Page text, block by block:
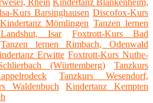
Rhein Kindertanz Blankenheim,
Kurs Barsinghausen Discofox-Kurs
Kindertanz Mömlingen Tanzen lernen
Isar
Foxtrott-Kurs Bad
Tanzen lernen Rimbach, Odenwald
Erwitte Foxtrott-Kurs Nuthe-
(Württemberg)
Tanzkurs
Tanzkurs Wesendorf,
Waldenbuch
Kindertanz Kempten